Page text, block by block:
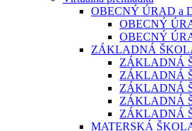
OBECNÝ ÚRAD a
OBECNÝ
OBECNÝ
ZÁKLADNÁ
ZÁKLADNÁ
ZÁKLADNÁ
ZÁKLADNÁ
ZÁKLADNÁ
ZÁKLADNÁ
MATERSKÁ